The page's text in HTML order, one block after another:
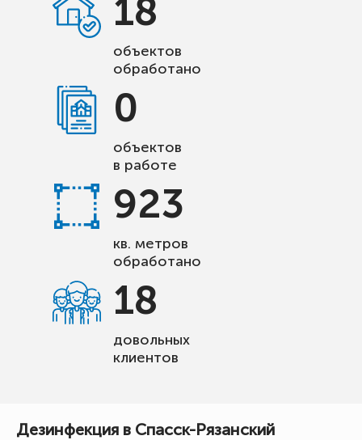
18
объектов
обработано
0
объектов
в работе
923
кв. метров
обработано
18
довольных
клиентов
Дезинфекция в Спасск-Рязанский